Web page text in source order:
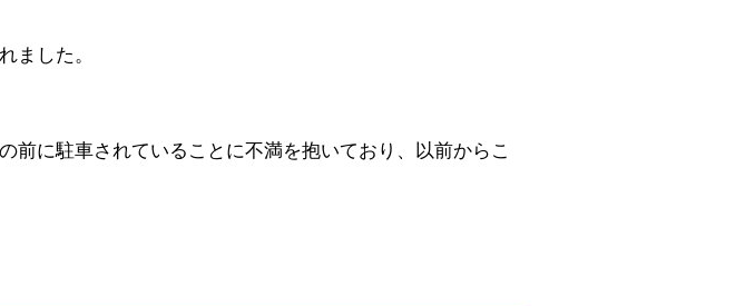
ました。
前に駐車されていることに不満を抱いており、以前からこ